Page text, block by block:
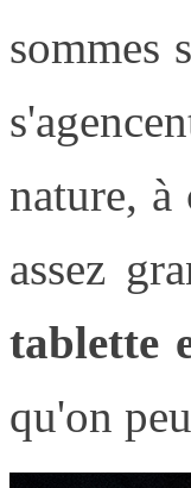
sommes
nature, à
assez
tablette
qu'on